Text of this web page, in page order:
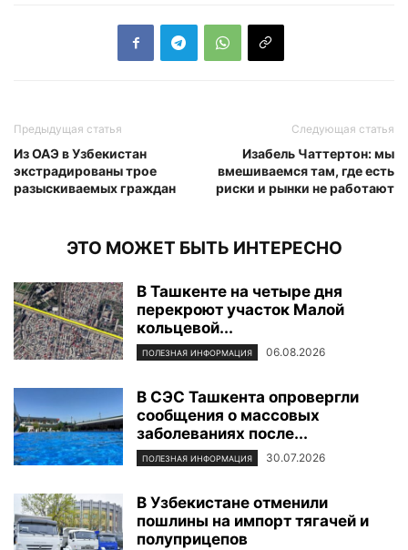
Предыдущая статья
Из ОАЭ в Узбекистан
экстрадированы трое
разыскиваемых граждан
Следующая статья
Изабель Чаттертон: мы
вмешиваемся там, где есть
риски и рынки не работают
ЭТО МОЖЕТ БЫТЬ ИНТЕРЕСНО
В Ташкенте на четыре дня
перекроют участок Малой
кольцевой...
ПОЛЕЗНАЯ ИНФОРМАЦИЯ 06.08.2026
В СЭС Ташкента опровергли
сообщения о массовых
заболеваниях после...
ПОЛЕЗНАЯ ИНФОРМАЦИЯ 30.07.2026
В Узбекистане отменили
пошлины на импорт тягачей и
полуприцепов